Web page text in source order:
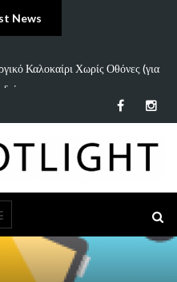
News
Καλοκαίρι Χωρίς Οθόνες (για